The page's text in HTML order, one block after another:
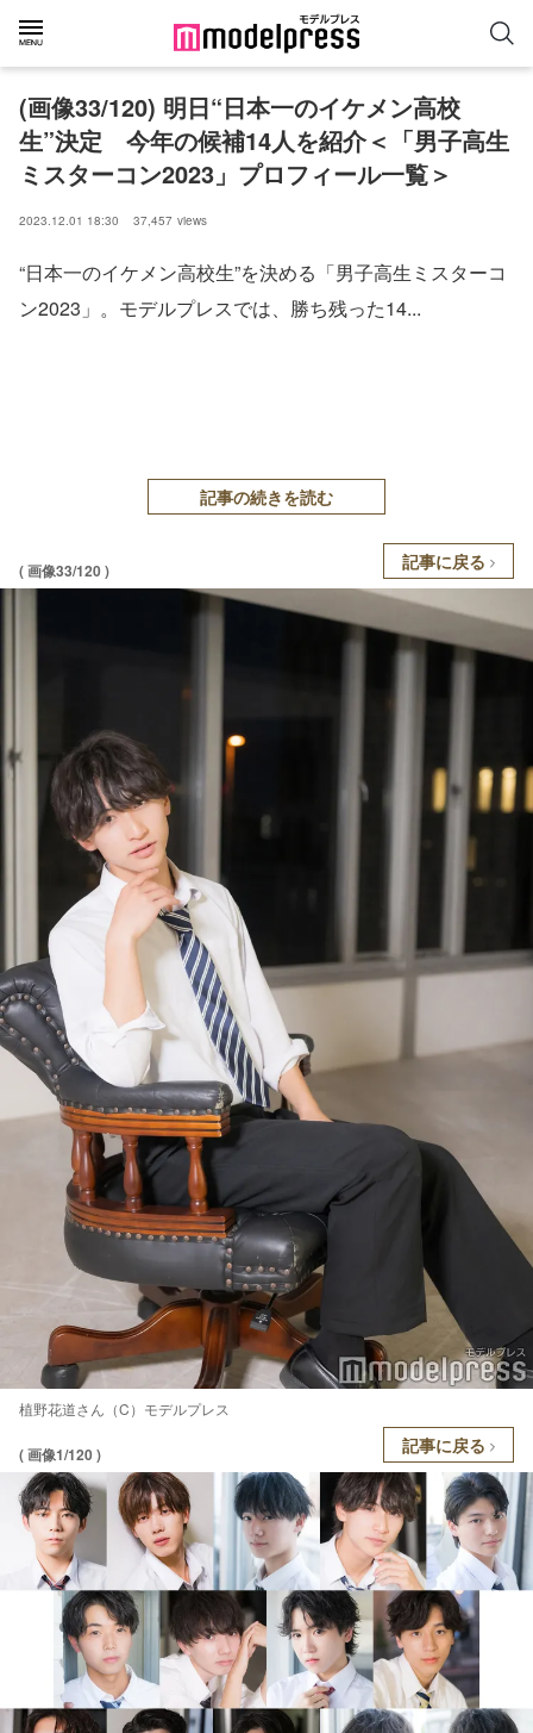
(画像33/120) 明日“日本一のイケメン高校
生”決定 今年の候補14人を紹介＜「男子高生
ミスターコン2023」プロフィール一覧＞
2023.12.01 18:30 37,457 views
“日本一のイケメン高校生”を決める「男子高生ミスターコ
ン2023」。モデルプレスでは、勝ち残った14...
記事の続きを読む
( 画像33/120 ) 記事に戻る
植野花道さん（C）モデルプレス
( 画像1/120 ) 記事に戻る